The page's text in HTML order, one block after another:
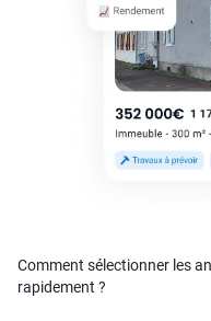
Comment sélectionner les
rapidement ?